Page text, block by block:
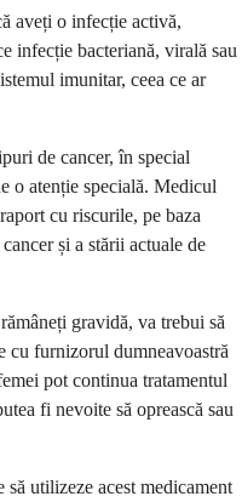
aveți o infecție activă,
infecție bacteriană, virală sau
imunitar, ceea ce ar
de cancer, în special
o atenție specială. Medicul
cu riscurile, pe baza
și a stării actuale de
gravidă, va trebui să
cu furnizorul dumneavoastră
pot continua tratamentul
fi nevoite să oprească sau
utilizeze acest medicament